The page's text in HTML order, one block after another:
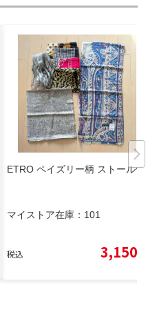
ETRO ペイズリー柄 ストール他
マイストア在庫： 101
税込 3,150